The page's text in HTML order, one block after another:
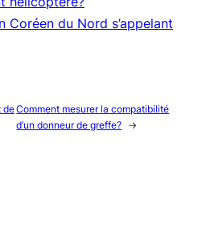
Coréen du Nord s’appelant
deComment mesurer la compatibilité
d’un donneur de greffe? →